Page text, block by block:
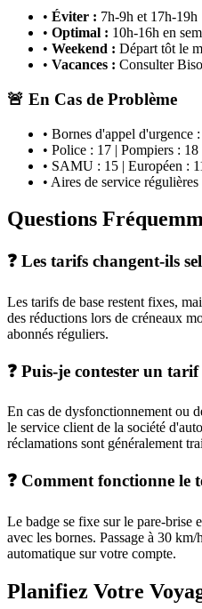
• Éviter : 7h-9h et 17h-19h
• Optimal : 10h-16h en
• Weekend : Départ tôt le
• Vacances : Consulter
🚨 En Cas de Problème
• Bornes d'appel d'urgence
• Police : 17 | Pompiers : 18
• SAMU : 15 | Européen :
• Aires de service régulières
Questions
❓ Les tarifs changent-ils
Les tarifs de base restent fixes,
des réductions lors de créneaux
abonnés réguliers.
❓ Puis-je contester un tarif
En cas de dysfonctionnement ou
le service client de la société
réclamations sont généralement
❓ Comment fonctionne le
Le badge se fixe sur le pare-brise
avec les bornes. Passage à 30
automatique sur votre compte.
Planifiez Votre